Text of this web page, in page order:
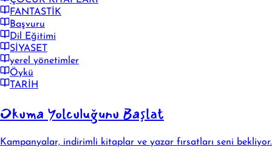
FANTASTİK
Başvuru
Dil Eğitimi
SİYASET
yerel yönetimler
Öykü
TARİH
Okuma Yolculuğunu Başlat
Kampanyalar, indirimli kitaplar ve yazar fırsatları seni bekliyor.